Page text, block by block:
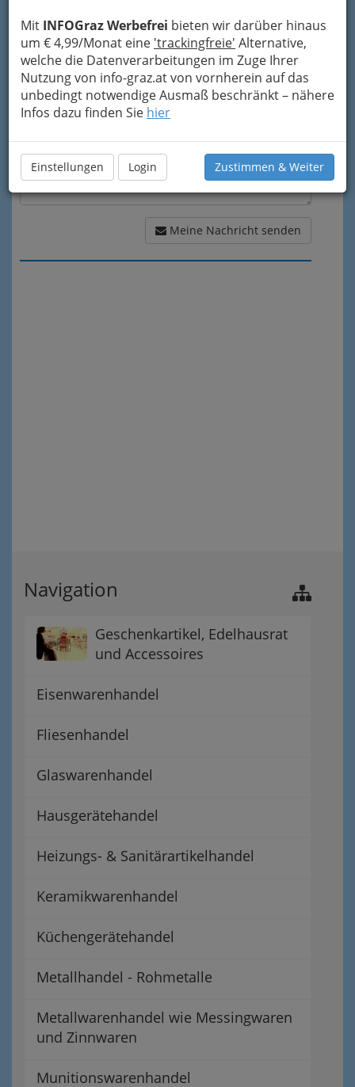
Mit INFOGraz Werbefrei bieten wir darüber hinaus
um € 4,99/Monat eine 'trackingfreie' Alternative,
welche die Datenverarbeitungen im Zuge Ihrer
Nutzung von info-graz.at von vornherein auf das
unbedingt notwendige Ausmaß beschränkt – nähere
Infos dazu finden Sie hier
Einstellungen Login Zustimmen & Weiter
Meine Nachricht
Meine Nachricht senden
Navigation
Geschenkartikel, Edelhausrat
und Accessoires
Eisenwarenhandel
Fliesenhandel
Glaswarenhandel
Hausgerätehandel
Heizungs- & Sanitärartikelhandel
Keramikwarenhandel
Küchengerätehandel
Metallhandel - Rohmetalle
Metallwarenhandel wie Messingwaren
und Zinnwaren
Munitionswarenhandel